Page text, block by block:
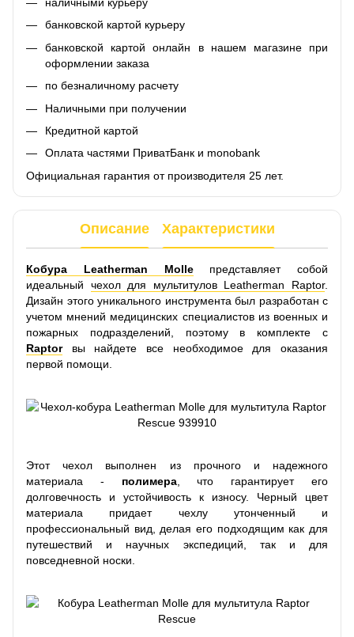
банковской картой курьеру
банковской картой онлайн в нашем магазине при
оформлении заказа
по безналичному расчету
Наличными при получении
Кредитной картой
Оплата частями ПриватБанк и monobank
Официальная гарантия от производителя 25 лет.
Описание Характеристики
Кобура Leatherman Molle
представляет собой
идеальный чехол для мультитулов Leatherman Raptor.
Дизайн этого уникального инструмента был разработан с
учетом мнений медицинских специалистов из военных и
пожарных подразделений, поэтому в комплекте с
Raptor
вы найдете все необходимое для оказания
первой помощи.
Этот чехол выполнен из прочного и надежного
материала - полимера, что гарантирует его
долговечность и устойчивость к износу. Черный цвет
материала придает чехлу утонченный и
профессиональный вид, делая его подходящим как для
путешествий и научных экспедиций, так и для
повседневной носки.